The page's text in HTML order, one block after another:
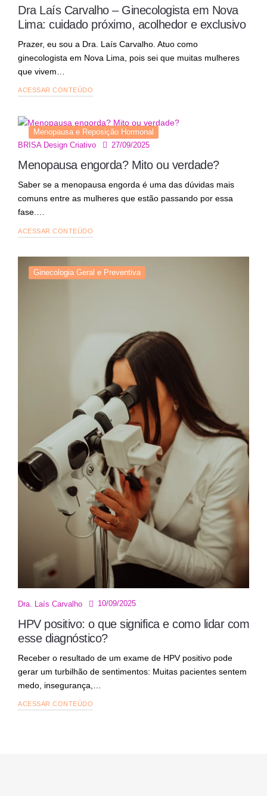
Dra Laís Carvalho – Ginecologista em Nova
Lima: cuidado próximo, acolhedor e exclusivo
Prazer, eu sou a Dra. Laís Carvalho. Atuo como
ginecologista em Nova Lima, pois sei que muitas mulheres
que vivem…
ACESSAR CONTEÚDO
Menopausa e Reposição Hormonal
BRISA Design Criativo
27/09/2025
Menopausa engorda? Mito ou verdade?
Saber se a menopausa engorda é uma das dúvidas mais
comuns entre as mulheres que estão passando por essa
fase.…
ACESSAR CONTEÚDO
Ginecologia Geral e Preventiva
Dra. Laís Carvalho 10/09/2025
HPV positivo: o que significa e como lidar com
esse diagnóstico?
Receber o resultado de um exame de HPV positivo pode
gerar um turbilhão de sentimentos: Muitas pacientes sentem
medo, insegurança,…
ACESSAR CONTEÚDO